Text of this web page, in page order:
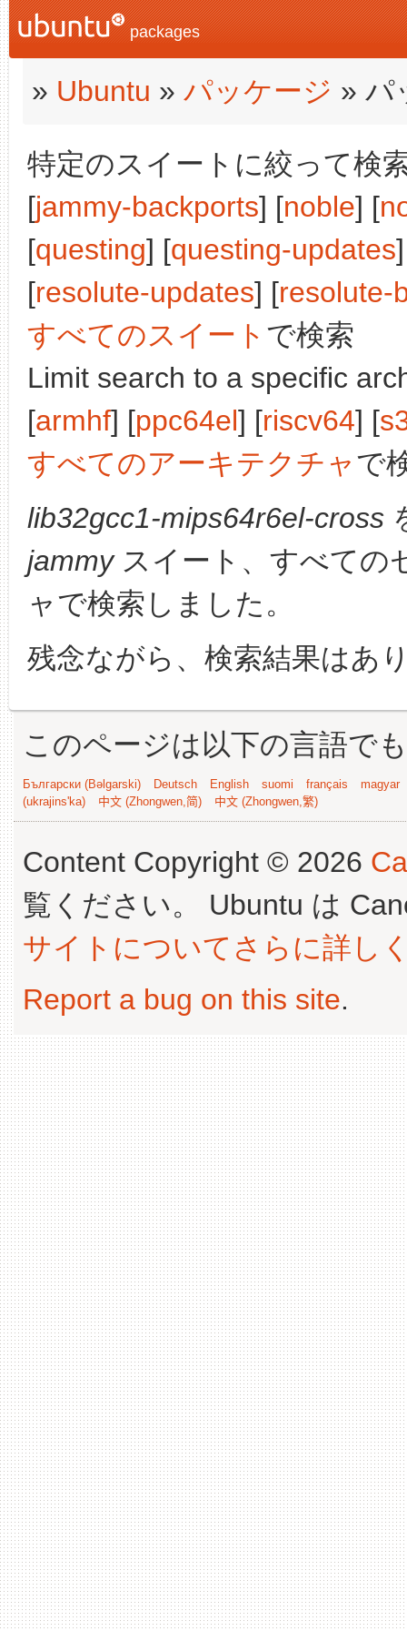
packages
» Ubuntu » パッケージ » パ
特定のスイートに絞って検
[jammy-backports] [noble] [
[questing] [questing-updates
[resolute-updates] [resolute-
すべてのスイート で検索
Limit search to a specific
[armhf] [ppc64el] [riscv64] [
すべてのアーキテクチャで
lib32gcc1-mips64r6el-cross
jammyスイート、すべての
ャで検索しました。
残念ながら、検索結果はあ
このページは以下の言語で
Български (Bəlgarski) Deutsch English suomi français
magyar
(ukrajins'ka)
中文 (Zhongwen,简) 中文 (Zhongwen,繁)
Content Copyright © 2026
覧ください。 Ubuntu は
サイトについてさらに詳し
Report a bug on this site.